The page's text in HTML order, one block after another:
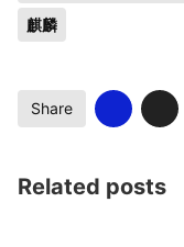
麒麟
Share
Related posts